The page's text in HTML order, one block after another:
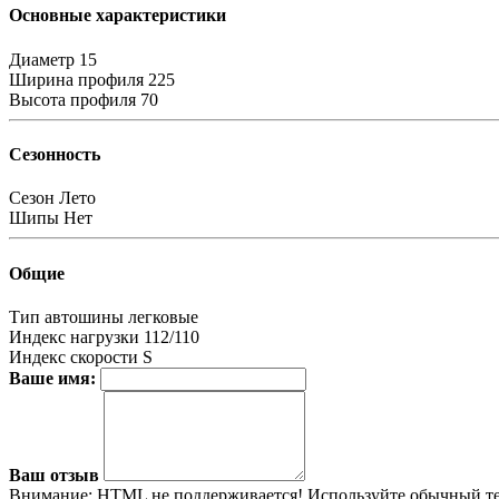
Основные характеристики
Диаметр 15
Ширина профиля 225
Высота профиля 70
Сезонность
Сезон Лето
Шипы Нет
Общие
Тип автошины легковые
Индекс нагрузки 112/110
Индекс скорости S
Ваше имя:
Ваш отзыв
Внимание: HTML не поддерживается! Используйте обычный